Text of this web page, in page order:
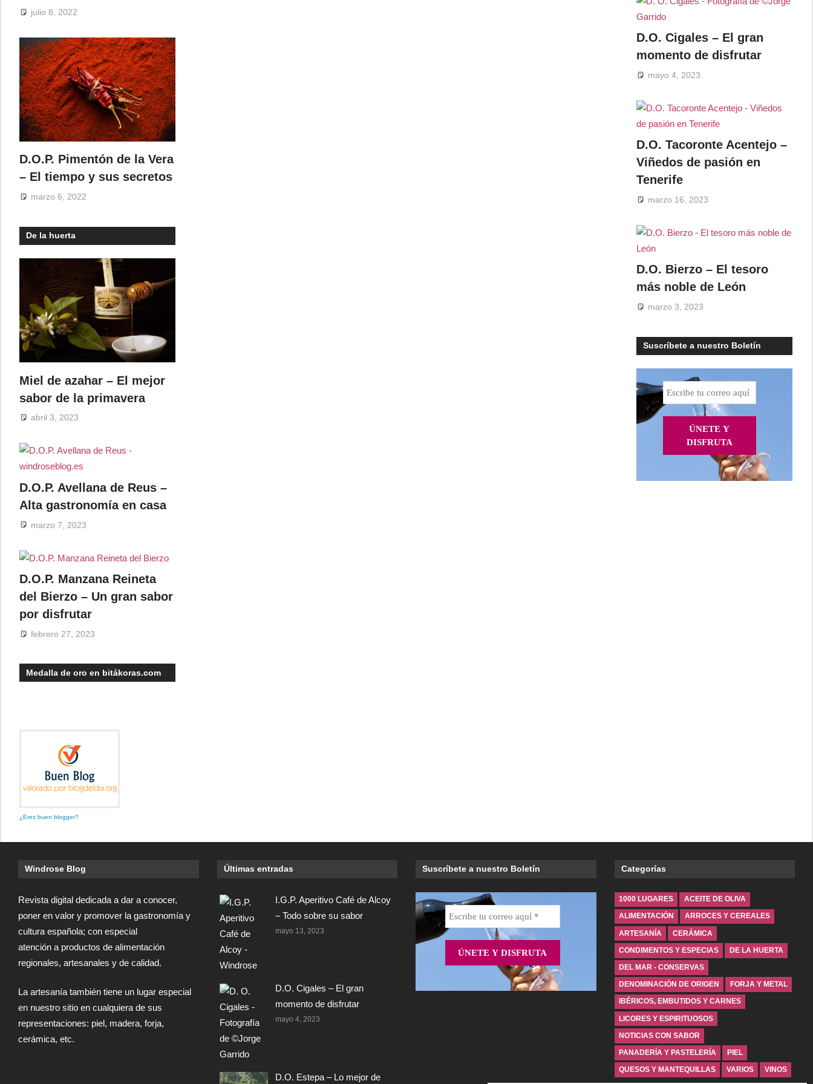
julio 8, 2022
D.O.P. Pimentón de la Vera
– El tiempo y sus secretos
marzo 6, 2022
De la huerta
Miel de azahar – El mejor
sabor de la primavera
abril 3, 2023
D.O.P. Avellana de Reus –
Alta gastronomía en casa
marzo 7, 2023
D.O.P. Manzana Reineta
del Bierzo – Un gran sabor
por disfrutar
febrero 27, 2023
Medalla de oro en bitákoras.com
¿Eres buen blogger?
D.O. Cigales – El gran
momento de disfrutar
mayo 4, 2023
D.O. Tacoronte Acentejo –
Viñedos de pasión en
Tenerife
marzo 16, 2023
D.O. Bierzo – El tesoro
más noble de León
marzo 3, 2023
Suscríbete a nuestro Boletín
Windrose Blog
Revista digital dedicada a dar a conocer,
poner en valor y promover la gastronomía y
cultura española; con especial
atención a productos de alimentación
regionales, artesanales y de calidad.
La artesanía también tiene un lugar especial
en nuestro sitio en cualquiera de sus
representaciones: piel, madera, forja,
cerámica, etc.
Últimas entradas
I.G.P. Aperitivo Café de Alcoy
– Todo sobre su sabor
mayo 13, 2023
D.O. Cigales – El gran
momento de disfrutar
mayo 4, 2023
D.O. Estepa – Lo mejor de
Suscríbete a nuestro Boletín Categorías
1000 LUGARES ACEITE DE OLIVA
ALIMENTACIÓN ARROCES Y CEREALES
ARTESANÍA CERÁMICA
CONDIMENTOS Y ESPECIAS DE LA HUERTA
DEL MAR - CONSERVAS
DENOMINACIÓN DE ORIGEN FORJA Y METAL
IBÉRICOS, EMBUTIDOS Y CARNES
LICORES Y ESPIRITUOSOS
NOTICIAS CON SABOR
PANADERÍA Y PASTELERÍA PIEL
QUESOS Y MANTEQUILLAS VARIOS VINOS